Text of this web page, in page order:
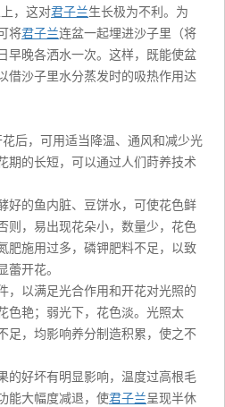
，这对君子兰生长极为不利。为
将君子兰连盆一起埋进沙子里（将
早晚各洒水一次。这样，既能使盆
借沙子里水分蒸发时的吸热作用达
后，可用适当降温、通风和减少光
期的长短，可以通过人们莳养技术
好的鱼内脏、豆饼水，可使花色鲜
则，易出现花朵小，数量少，花色
肥施用过多，磷钾肥料不足，以致
开花。
，以满足光合作用和开花对光照的
色艳；弱光下，花色淡。光照太
足，均影响养分制造积累，使之不
的好坏有明显影响，温度过高根毛
能大幅度减退，使君子兰呈现半休